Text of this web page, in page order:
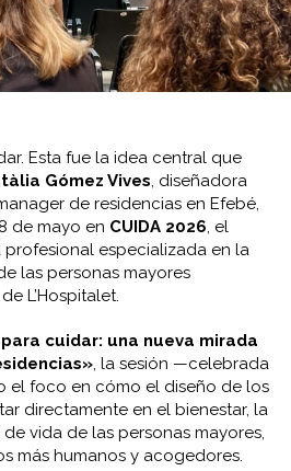
Esta fue la idea central que
Gómez Vives, diseñadora
de residencias en Efebé,
de mayo en CUIDA 2026, el
especializada en la
las personas mayores
L’Hospitalet.
cuidar: una nueva mirada
, la sesión —celebrada
el foco en cómo el diseño de los
directamente en el bienestar, la
vida de las personas mayores,
más humanos y acogedores.